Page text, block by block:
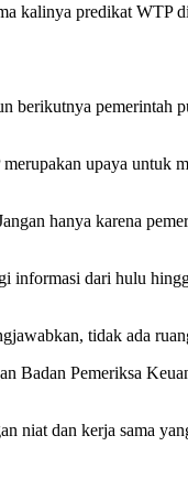
kalinya predikat WTP
pemerintah
upaya untuk
hanya karena
dari hulu
tidak ada
Badan Pemeriksa
niat dan kerja sama